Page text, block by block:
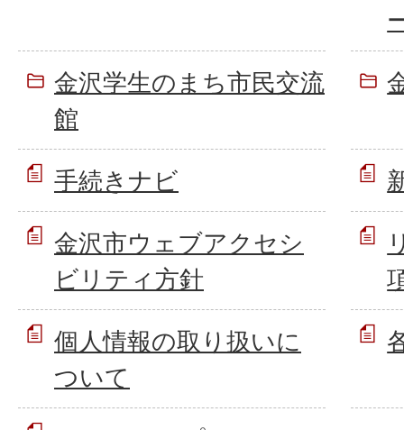
金沢学生のまち市民交流
館
手続きナビ
金沢市ウェブアクセシ
ビリティ方針
個人情報の取り扱いに
ついて